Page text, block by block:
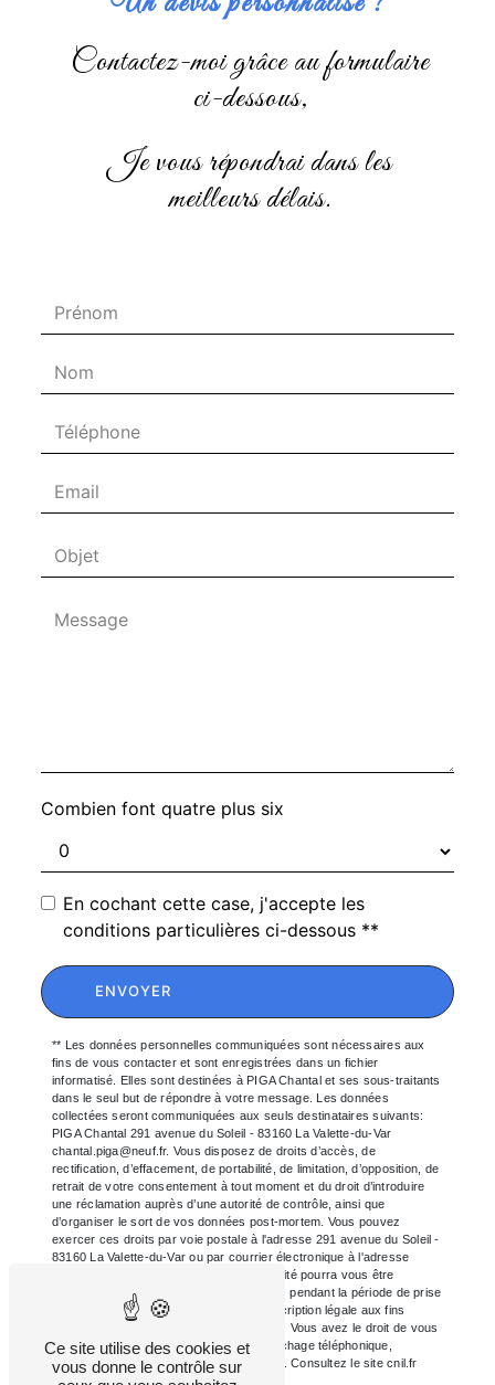
Contactez-moi grâce au formulaire
ci-dessous,
je vous répondrai dans les
meilleurs délais.
Combien font quatre plus six
En cochant cette case, j'accepte les
conditions particulières ci-dessous **
ENVOYER
** Les données personnelles communiquées sont nécessaires aux
fins de vous contacter et sont enregistrées dans un fichier
informatisé. Elles sont destinées à PIGA Chantal et ses sous-traitants
dans le seul but de répondre à votre message. Les données
collectées seront communiquées aux seuls destinataires suivants:
PIGA Chantal 291 avenue du Soleil - 83160 La Valette-du-Var
chantal.piga@neuf.fr. Vous disposez de droits d’accès, de
rectification, d’effacement, de portabilité, de limitation, d’opposition, de
retrait de votre consentement à tout moment et du droit d’introduire
une réclamation auprès d’une autorité de contrôle, ainsi que
d’organiser le sort de vos données post-mortem. Vous pouvez
exercer ces droits par voie postale à l'adresse 291 avenue du Soleil -
83160 La Valette-du-Var ou par courrier électronique à l'adresse
chantal.piga@neuf.fr. Un justificatif d'identité pourra vous être
demandé. Nous conservons vos données pendant la période de prise
de contact puis pendant la durée de prescription légale aux fins
probatoires et de gestion des contentieux. Vous avez le droit de vous
inscrire sur la liste d'opposition au démarchage téléphonique,
disponible à cette adresse:
Bloctel.gouv.fr
. Consultez le site cnil.fr
pour plus d’informations sur vos droits.
Ce site utilise des cookies et
vous donne le contrôle sur